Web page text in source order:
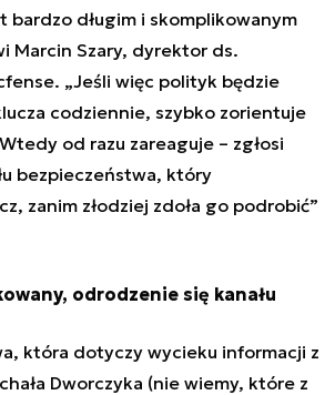
bardzo długim i skomplikowanym
Marcin Szary, dyrektor ds.
„Jeśli więc polityk będzie
codziennie, szybko zorientuje
od razu zareaguje – zgłosi
bezpieczeństwa, który
zanim złodziej zdoła go podrobić”
odrodzenie się kanału
która dotyczy wycieku informacji z
Dworczyka (nie wiemy, które z